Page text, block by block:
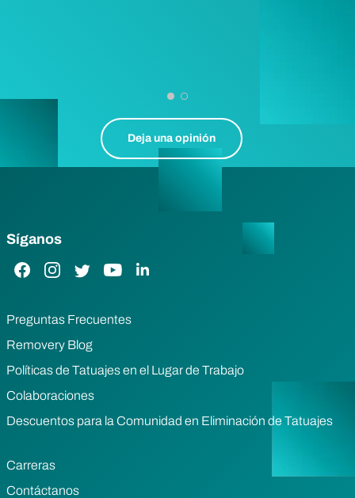
Deja una opinión
Síganos
Enlace de Facebook
Enlace de Instagram
Enlace de Twitter
Enlace de YouTube
Enlace de LinkedIn
Preguntas Frecuentes
Removery Blog
Políticas de Tatuajes en el Lugar de Trabajo
Colaboraciones
Descuentos para la Comunidad en Eliminación de Tatuajes
Carreras
Contáctanos